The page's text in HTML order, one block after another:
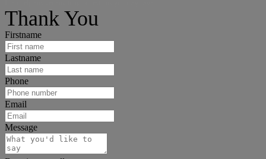
Thank You
Firstname
Lastname
Phone
Email
Message